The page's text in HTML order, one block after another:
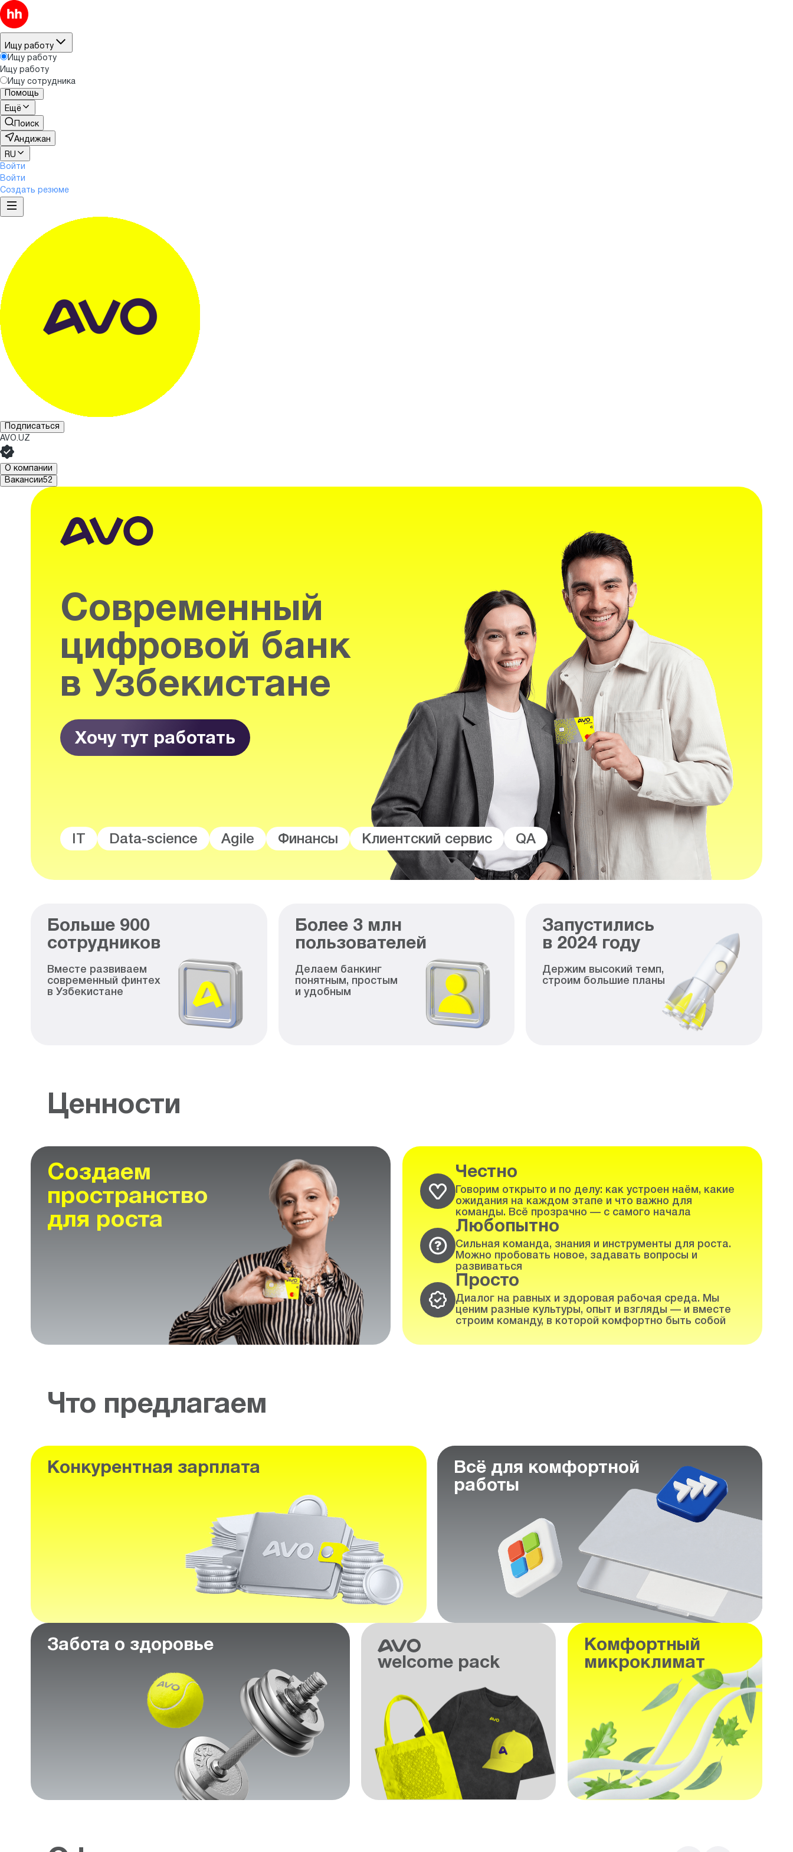
Ищу работу
Ищу работу
Ищу работу
Ищу сотрудника
Помощь
Ещё
Поиск
Андижан
RU
Войти
Войти
Создать резюме
Подписаться
AVO.UZ
О компании
Вакансии52
Современный
цифровой банк
в Узбекистане
Хочу тут работать
Data-science Agile Финансы Клиентский сервис QA
Больше 900
сотрудников
Вместе развиваем
современный финтех
в Узбекистане
Более 3млн
пользователей
Делаем банкинг
понятным, простым
и удобным
Запустились
в 2024 году
Держим высокий темп,
строим большие планы
Ценности
Создаем
пространство
для роста
Честно
Говорим открыто и по делу: как устроен наём, какие
ожидания на каждом этапе и что важно для
команды. Всё прозрачно — с самого начала
Любопытно
Сильная команда, знания и инструменты для роста.
Можно пробовать новое, задавать вопросы и
развиваться
Просто
Диалог на равных и здоровая рабочая среда. Мы
ценим разные культуры, опыт и взгляды — и вместе
строим команду, в которой комфортно быть собой
Что предлагаем
Конкурентная зарплата
Всё для комфортной
работы
Забота о здоровье
welcome pack
Комфортный
микроклимат